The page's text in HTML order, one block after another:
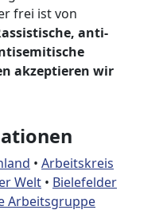
frei ist von
anti-
akzeptieren wir
• Arbeitskreis
Welt • Bielefelder
Arbeitsgruppe